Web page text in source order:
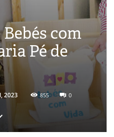
com
Pé de
2023 855 0